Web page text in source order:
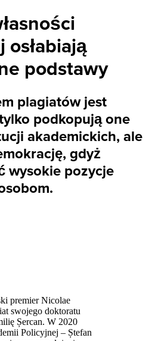
podstawy
plagiatów jest
podkopują one
akademickich, ale
gdyż
wysokie pozycje
premier Nicolae
swojego doktoratu
Șercan. W 2020
Policyjnej – Ștefan